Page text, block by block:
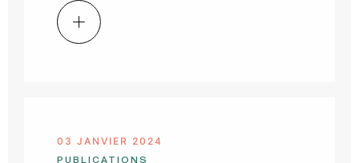
03 JANVIER 2024
PUBLICATIONS